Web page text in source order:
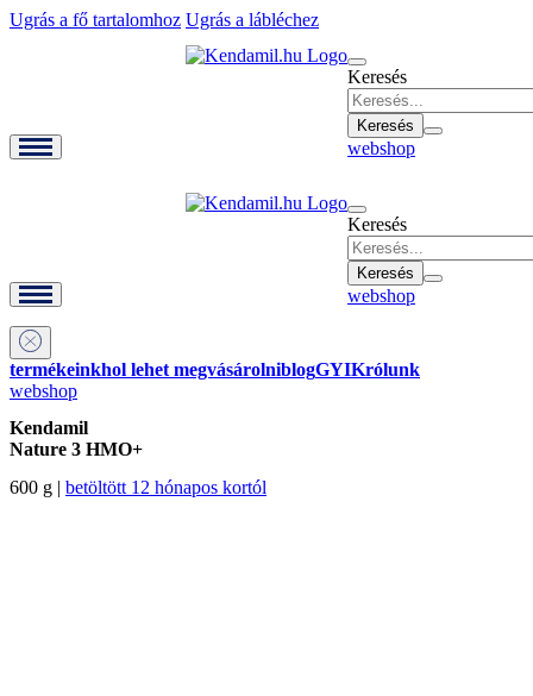
Ugrás a fő tartalomhoz Ugrás a lábléchez
Keresés
webshop
Keresés
webshop
termékeinkhol lehet megvásárolniblogGYIKrólunk
webshop
Kendamil
Nature 3 HMO+
600 g | betöltött 12 hónapos kortól